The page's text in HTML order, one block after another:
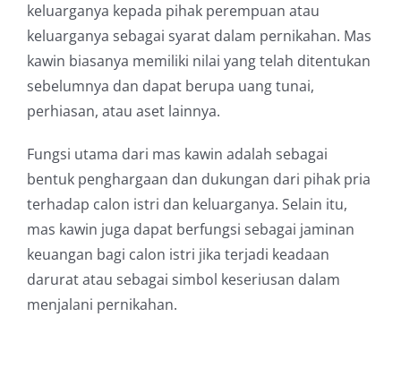
keluarganya kepada pihak perempuan atau
keluarganya sebagai syarat dalam pernikahan. Mas
kawin biasanya memiliki nilai yang telah ditentukan
sebelumnya dan dapat berupa uang tunai,
perhiasan, atau aset lainnya.
Fungsi utama dari mas kawin adalah sebagai
bentuk penghargaan dan dukungan dari pihak pria
terhadap calon istri dan keluarganya. Selain itu,
mas kawin juga dapat berfungsi sebagai jaminan
keuangan bagi calon istri jika terjadi keadaan
darurat atau sebagai simbol keseriusan dalam
menjalani pernikahan.